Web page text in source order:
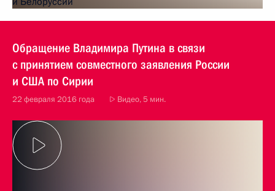
Обращение Владимира Путина в связи
с принятием совместного заявления России
и США по Сирии
22 февраля 2016 года Видео, 5 мин.